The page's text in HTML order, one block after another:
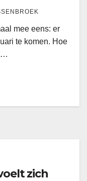
mee eens: er
te komen. Hoe
zich